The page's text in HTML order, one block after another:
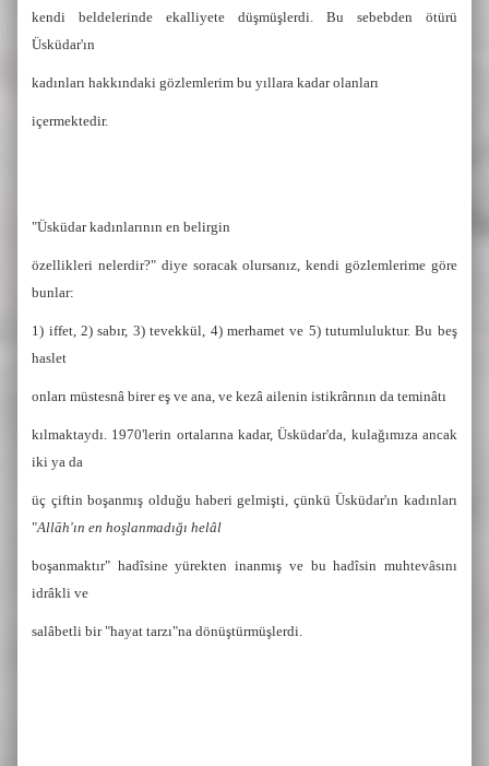
kendi beldelerinde ekalliyete düşmüşlerdi. Bu sebebden ötürü
Üsküdar'ın
kadınları hakkındaki gözlemlerim bu yıllara kadar olanları
içermektedir.
"Üsküdar kadınlarının en belirgin
özellikleri nelerdir?" diye soracak olursanız, kendi gözlemlerime göre
bunlar:
1) iffet, 2) sabır, 3) tevekkül, 4) merhamet ve 5) tutumluluktur. Bu beş
haslet
onları müstesnâ birer eş ve ana, ve kezâ ailenin istikrârının da teminâtı
kılmaktaydı. 1970'lerin ortalarına kadar, Üsküdar'da, kulağımıza ancak
iki ya da
üç çiftin boşanmış olduğu haberi gelmişti, çünkü Üsküdar'ın kadınları
"Allāh'ın en hoşlanmadığı helâl
boşanmaktır" hadîsine yürekten inanmış ve bu hadîsin muhtevâsını
idrâkli ve
salâbetli bir "hayat tarzı"na dönüştürmüşlerdi.